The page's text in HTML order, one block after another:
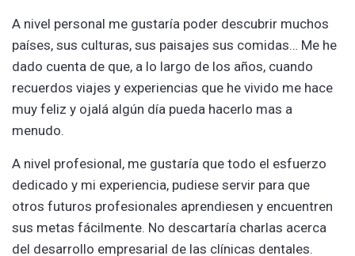
A nivel personal me gustaría poder descubrir muchos
países, sus culturas, sus paisajes sus comidas… Me he
dado cuenta de que, a lo largo de los años, cuando
recuerdos viajes y experiencias que he vivido me hace
muy feliz y ojalá algún día pueda hacerlo mas a
menudo.
A nivel profesional, me gustaría que todo el esfuerzo
dedicado y mi experiencia, pudiese servir para que
otros futuros profesionales aprendiesen y encuentren
sus metas fácilmente. No descartaría charlas acerca
del desarrollo empresarial de las clínicas dentales.